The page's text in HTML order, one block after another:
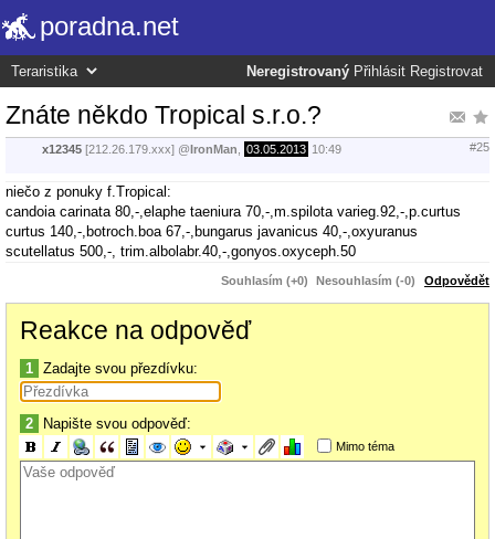
poradna.net
Neregistrovaný Přihlásit Registrovat
Znáte někdo Tropical s.r.o.?
x12345 [212.26.179.xxx] @IronMan 03.05.2013 10:49 #25
niečo z ponuky f.Tropical:
candoia carinata 80,-,elaphe taeniura 70,-,m.spilota varieg.92,-,p.curtus
curtus 140,-,botroch.boa 67,-,bungarus javanicus 40,-,oxyuranus
scutellatus 500,-, trim.albolabr.40,-,gonyos.oxyceph.50
Souhlasím (+0) Nesouhlasím (-0) Odpovědět
Reakce na odpověď
1 Zadajte svou přezdívku:
2 Napište svou odpověď:
Mimo téma